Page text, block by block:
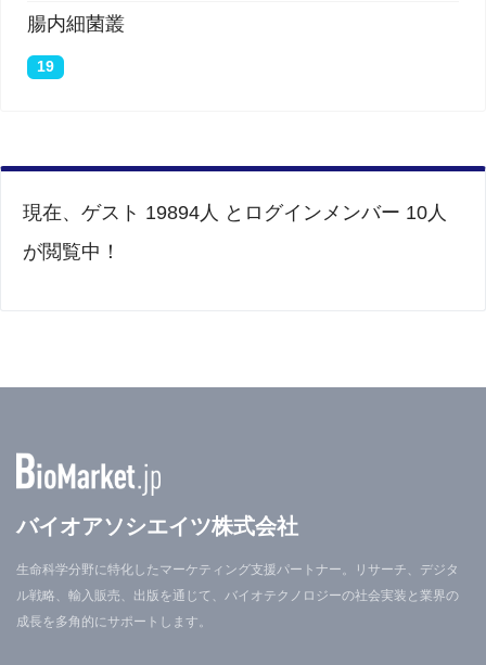
腸内細菌叢
19
現在、ゲスト 19894人 とログインメンバー 10人
が閲覧中！
バイオアソシエイツ株式会社
生命科学分野に特化したマーケティング支援パートナー。リサーチ、デジタ
ル戦略、輸入販売、出版を通じて、バイオテクノロジーの社会実装と業界の
成長を多角的にサポートします。